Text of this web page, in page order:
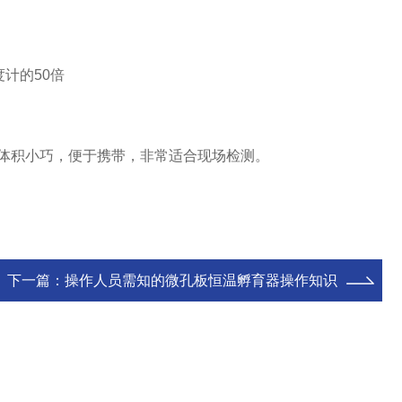
计的50倍
小巧，便于携带，非常适合现场检测。
下一篇： 操作人员需知的微孔板恒温孵育器操作知识